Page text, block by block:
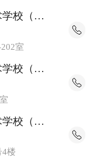
校（丽
室
校（义
校（越
4楼